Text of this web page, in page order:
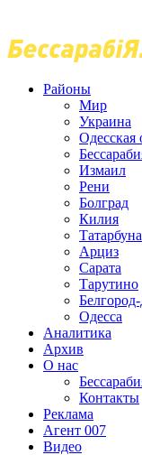
Районы
Мир
Украина
Одесская
Измаил
Рени
Болград
Килия
Арциз
Сарата
Тарутино
Одесса
Аналитика
Архив
О нас
Контакты
Реклама
Агент 007
Видео